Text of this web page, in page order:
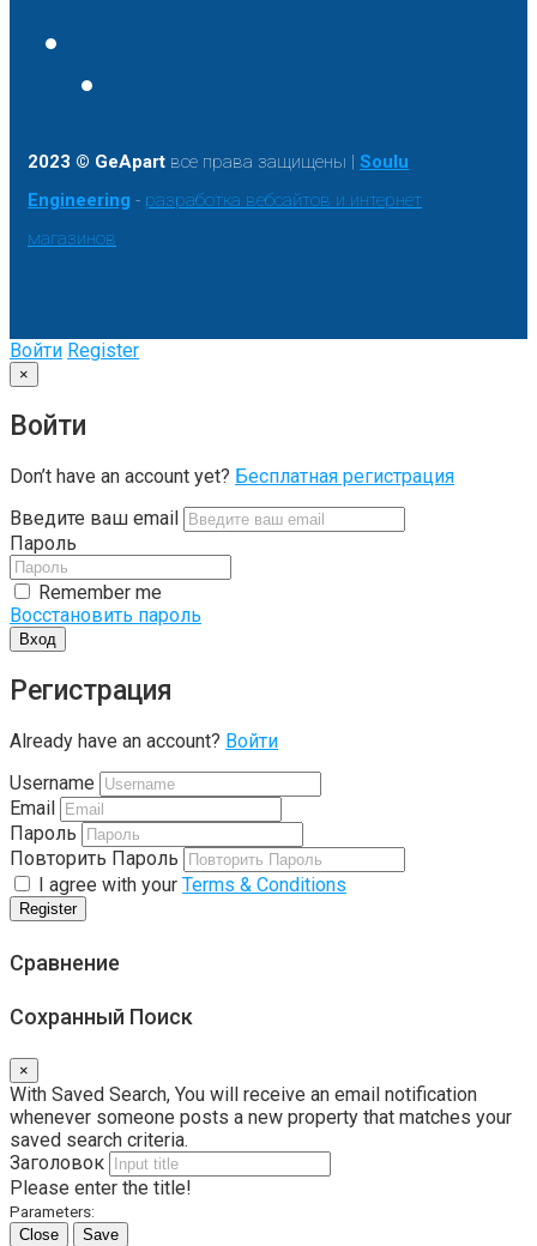
2023 © GeApart все права защищены | Soulu
Engineering - разработка вебсайтов и интернет
магазинов
Войти Register
×
Войти
Don’t have an account yet? Бесплатная регистрация
Введите ваш email
Пароль
Remember me
Восстановить пароль
Вход
Регистрация
Already have an account? Войти
Username
Email
Пароль
Повторить Пароль
I agree with your Terms & Conditions
Register
Сравнение
Сохранный Поиск
×
With Saved Search, You will receive an email notification
whenever someone posts a new property that matches your
saved search criteria.
Заголовок
Please enter the title!
Parameters:
Close
Save